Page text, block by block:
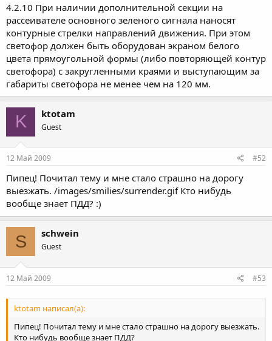
4.2.10 При наличии дополнительной секции на
рассеивателе основного зеленого сигнала наносят
контурные стрелки направлений движения. При этом
светофор должен быть оборудован экраном белого
цвета прямоугольной формы (либо повторяющей контур
светофора) с закругленными краями и выступающим за
габариты светофора не менее чем на 120 мм.
K ktotam
Guest
12 Май 2009 #52
Пипец! Почитал тему и мне стало страшно на дорогу
выезжать. /images/smilies/surrender.gif Кто нибудь
вообще знает ПДД? :)
S schwein
Guest
12 Май 2009 #53
ktotam написал(а):
Пипец! Почитал тему и мне стало страшно на дорогу выезжать.
Кто нибудь вообще знает ПДД?